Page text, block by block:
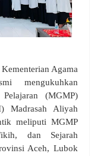
Agama
mengukuhkan
(MGMP)
Madrasah Aliyah
meliputi MGMP
dan Sejarah
Aceh, Lubok